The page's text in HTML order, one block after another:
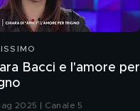
Bacci e l'amore per
2025 | Canale 5